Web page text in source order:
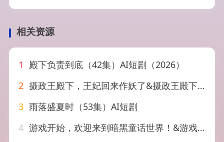
相关资源
1
殿下负责到底（42集）AI短剧（2026）
2 摄政王殿下，王妃回来作妖了&摄政王殿下王妃回来作妖了（62集）AI短剧
3 雨落盛夏时（53集）AI短剧
4 游戏开始，欢迎来到暗黑童话世界！&游戏开始欢迎来到暗黑童话世界（93集）AI短剧